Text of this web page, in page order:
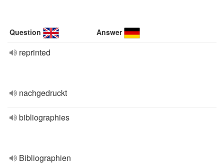
Question Answer
reprinted
nachgedruckt
bibliographies
Bibliographien